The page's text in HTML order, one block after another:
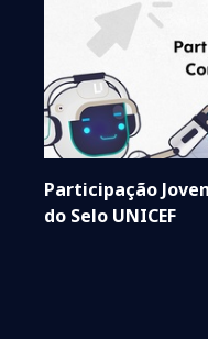
Participação
do Selo UNICEF